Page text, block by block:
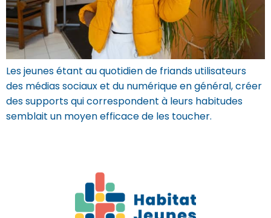
Les jeunes étant au quotidien de friands utilisateurs
des médias sociaux et du numérique en général, créer
des supports qui correspondent à leurs habitudes
semblait un moyen efficace de les toucher.